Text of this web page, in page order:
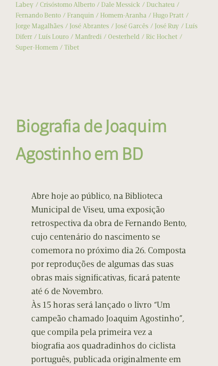
Labey
Crisóstomo Alberto Dale Messick
Duchateu
Fernando Bento
Franquin Homem-Aranha
Hugo Pratt
Jorge Magalhães
José Abrantes José Garcês José Ruy
Luís
Diferr
Luís Louro Manfredi Oesterheld
Ric Hochet
Super-Homem
Tibet
Biografia de Joaquim
Agostinho em BD
Abre hoje ao público, na Biblioteca
Municipal de Viseu, uma exposição
retrospectiva da obra de Fernando Bento,
cujo centenário do nascimento se
comemora no próximo dia 26. Composta
por reproduções de algumas das suas
obras mais significativas, ficará patente
até 6 de Novembro.
Às 15 horas será lançado o livro “Um
campeão chamado Joaquim Agostinho”,
que compila pela primeira vez a
biografia aos quadradinhos do ciclista
português, publicada originalmente em